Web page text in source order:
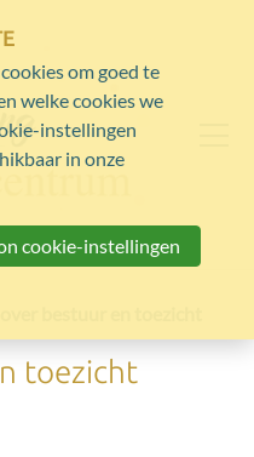
bestuur en toezicht
toezicht
om goed te
welke cookies we
instellingen
in onze
cookie-instellingen